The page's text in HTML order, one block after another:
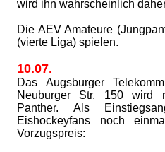
wird ihn wahrscheinlich
Die AEV Amateure
(vierte Liga) spielen.
10.07.
Das Augsburger
Neuburger Str. 150 wird
Panther. Als
Eishockeyfans noch
Vorzugspreis: